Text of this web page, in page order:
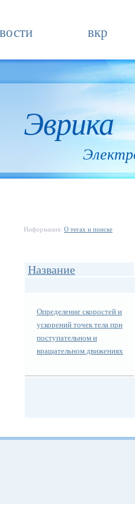
вкр
Эврика
Информация: О тегах и поиске
Название
Определение скоростей и
ускорений точек тела при
поступательном и
вращательном движениях